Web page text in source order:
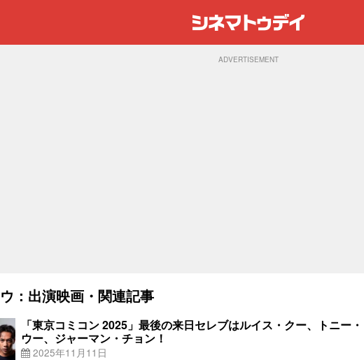
ADVERTISEMENT
：出演映画・関連記事
「東京コミコン 2025」最後の来日セレブはルイス・クー、トニー・
ウー、ジャーマン・チョン！
2025年11月11日